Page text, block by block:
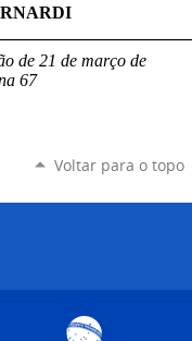
de 21 de março de
67
Voltar para o topo